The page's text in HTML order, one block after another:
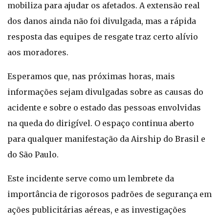
mobiliza para ajudar os afetados. A extensão real
dos danos ainda não foi divulgada, mas a rápida
resposta das equipes de resgate traz certo alívio
aos moradores.
Esperamos que, nas próximas horas, mais
informações sejam divulgadas sobre as causas do
acidente e sobre o estado das pessoas envolvidas
na queda do dirigível. O espaço continua aberto
para qualquer manifestação da Airship do Brasil e
do São Paulo.
Este incidente serve como um lembrete da
importância de rigorosos padrões de segurança em
ações publicitárias aéreas, e as investigações